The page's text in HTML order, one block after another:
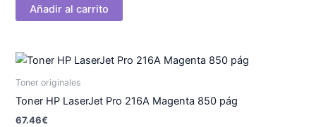
Añadir al carrito
Toner originales
Toner HP LaserJet Pro 216A Magenta 850 pág
67.46€